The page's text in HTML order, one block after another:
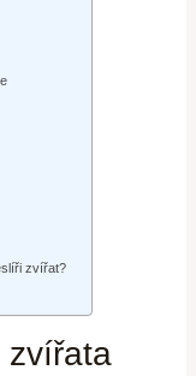
zvířat?
zvířata